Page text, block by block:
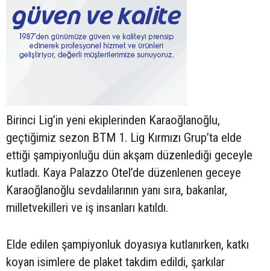
Birinci Lig’in yeni ekiplerinden Karaoğlanoğlu,
geçtiğimiz sezon BTM 1. Lig Kırmızı Grup’ta elde
ettiği şampiyonluğu dün akşam düzenlediği geceyle
kutladı. Kaya Palazzo Otel’de düzenlenen geceye
Karaoğlanoğlu sevdalılarının yanı sıra, bakanlar,
milletvekilleri ve iş insanları katıldı.
Elde edilen şampiyonluk doyasıya kutlanırken, katkı
koyan isimlere de plaket takdim edildi, şarkılar